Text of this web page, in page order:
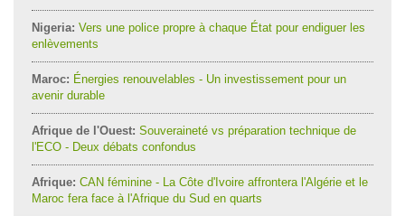
Nigeria: Vers une police propre à chaque État pour endiguer les
enlèvements
Maroc: Énergies renouvelables - Un investissement pour un
avenir durable
Afrique de l'Ouest: Souveraineté vs préparation technique de
l'ECO - Deux débats confondus
Afrique: CAN féminine - La Côte d'Ivoire affrontera l'Algérie et le
Maroc fera face à l'Afrique du Sud en quarts